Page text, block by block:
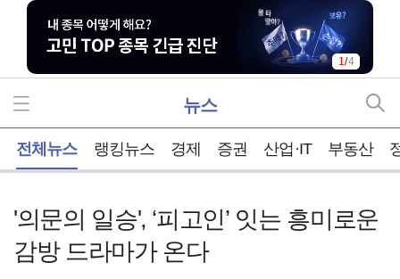
1/4
뉴스
전체뉴스 랭킹뉴스 경제 증권 산업·IT 부동산
'의문의 일승', ‘피고인’ 잇는 흥미로운
감방 드라마가 온다